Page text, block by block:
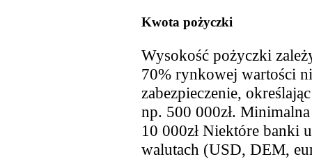
Kwota pożyczki
Wysokość pożyczki
70% rynkowej wartości
zabezpieczenie,
np. 500 000zł.
10 000zł Niektóre banki
walutach (USD, DEM,